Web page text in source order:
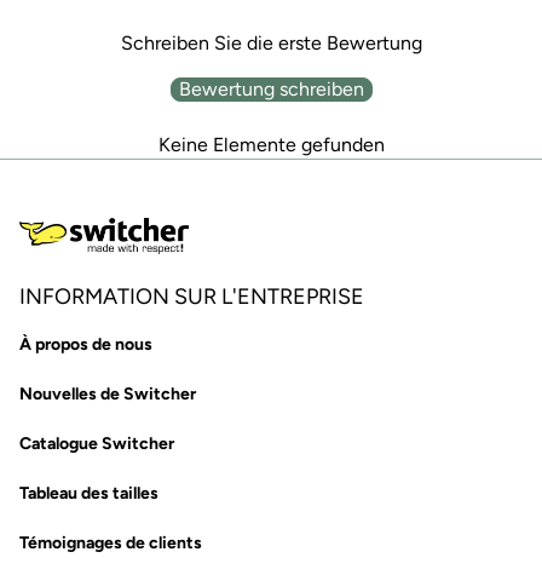
Schreiben Sie die erste Bewertung
Bewertung schreiben
Keine Elemente gefunden
INFORMATION SUR L'ENTREPRISE
À propos de nous
Nouvelles de Switcher
Catalogue Switcher
Tableau des tailles
Témoignages de clients